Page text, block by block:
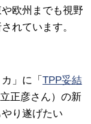
欧州までも視野
れています。
」に「 TPP妥結
立正彦さん）の新
り遂げたい